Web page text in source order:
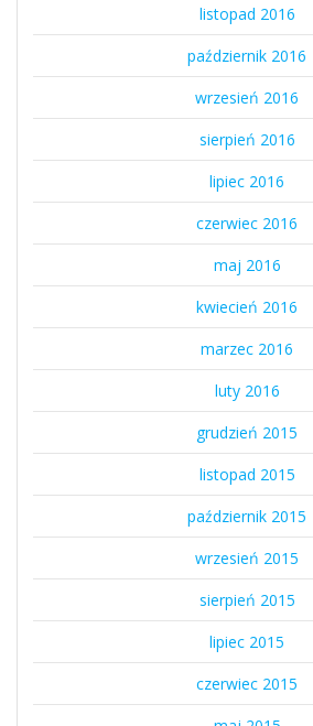
listopad 2016
październik 2016
wrzesień 2016
sierpień 2016
lipiec 2016
czerwiec 2016
maj 2016
kwiecień 2016
marzec 2016
luty 2016
grudzień 2015
listopad 2015
październik 2015
wrzesień 2015
sierpień 2015
lipiec 2015
czerwiec 2015